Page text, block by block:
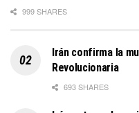
999 SHARES
Irán confirma la
Revolucionaria
693 SHARES